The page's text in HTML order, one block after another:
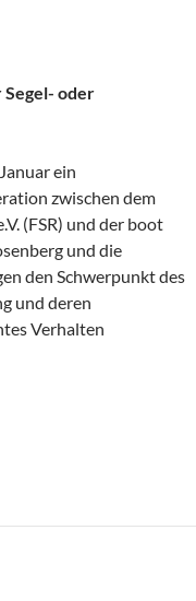
Segel- oder
ein
zwischen dem
(FSR) und der boot
und die
den Schwerpunkt des
und deren
Verhalten